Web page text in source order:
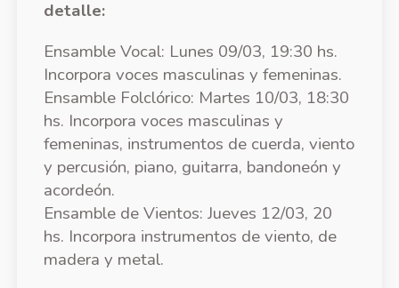
detalle:
Ensamble Vocal: Lunes 09/03, 19:30 hs.
Incorpora voces masculinas y femeninas.
Ensamble Folclórico: Martes 10/03, 18:30
hs. Incorpora voces masculinas y
femeninas, instrumentos de cuerda, viento
y percusión, piano, guitarra, bandoneón y
acordeón.
Ensamble de Vientos: Jueves 12/03, 20
hs. Incorpora instrumentos de viento, de
madera y metal.